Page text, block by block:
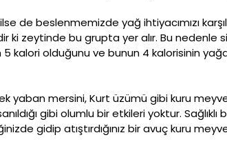
de beslenmemizde yağ ihtiyacımızı
ki zeytinde bu grupta yer alır. Bu nedenle
kalori olduğunu ve bunun 4 kalorisinin
yaban mersini, Kurt üzümü gibi kuru
gibi olumlu bir etkileri yoktur.
gidip atıştırdığınız bir avuç kuru